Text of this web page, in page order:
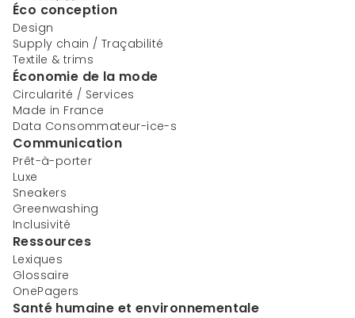
Éco conception
Design
Supply chain / Traçabilité
Textile & trims
Économie de la mode
Circularité / Services
Made in France
Data Consommateur-ice-s
Communication
Prêt-à-porter
Luxe
Sneakers
Greenwashing
Inclusivité
Ressources
Lexiques
Glossaire
OnePagers
Santé humaine et environnementale